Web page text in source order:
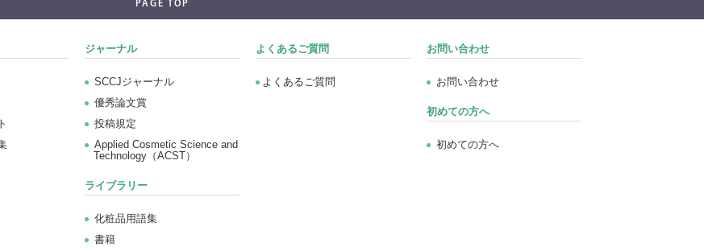
PAGE TOP
ジャーナル
SCCJジャーナル
優秀論文賞
投稿規定
Applied Cosmetic Science and
Technology（ACST）
ライブラリー
化粧品用語集
書籍
よくあるご質問
よくあるご質問
お問い合わせ
お問い合わせ
初めての方へ
初めての方へ